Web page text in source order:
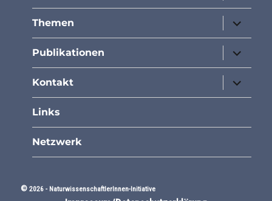
öffnen
Themen
öffnen
Publikationen
öffnen
Kontakt
öffnen
Links
Netzwerk
©2026 - NaturwissenschaftlerInnen-Initiative